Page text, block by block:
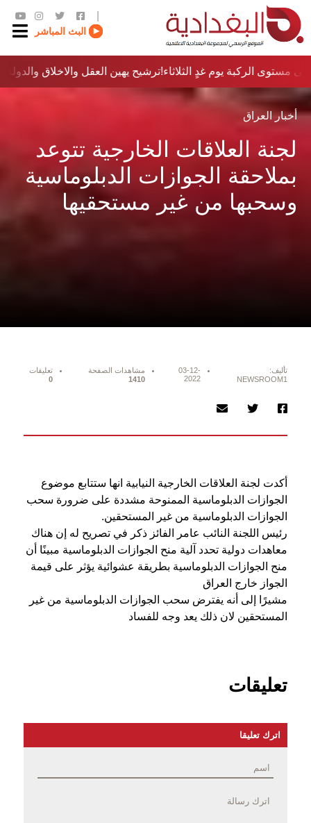
البث المباشر
ترشيح يهين العقل والاخلاق والدولة…؟!مستوى الركبة يوم غدٍ الثلاثاء
أخبار العراق
لجنة العلاقات الخارجية تتوعد
بملاحقة الجوازات الدبلوماسية
وسحبها من غير مستحقيها
تأليف:
NEWSROOM1
03-12-
2022
مشاهدات الصفحة
1410
تعليقات
0
أكدت لجنة العلاقات الخارجية النيابية انها ستتابع موضوع
الجوازات الدبلوماسية الممنوحة مشددة على ضرورة سحب
الجوازات الدبلوماسية من غير المستحقين.
رئيس اللجنة النائب عامر الفائز ذكر في تصريح له إن هناك
معاهدات دولية تحدد آلية منح الجوازات الدبلوماسية مبينًا أن
منح الجوازات الدبلوماسية بطريقة عشوائية يؤثر على قيمة
الجواز خارج العراق
مشيرًا إلى أنه يفترض سحب الجوازات الدبلوماسية من غير
المستحقين لان ذلك يعد وجه للفساد
تعليقات
اترك تعليقا